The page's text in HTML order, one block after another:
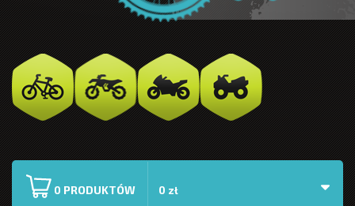
0 PRODUKTÓW 0 zł